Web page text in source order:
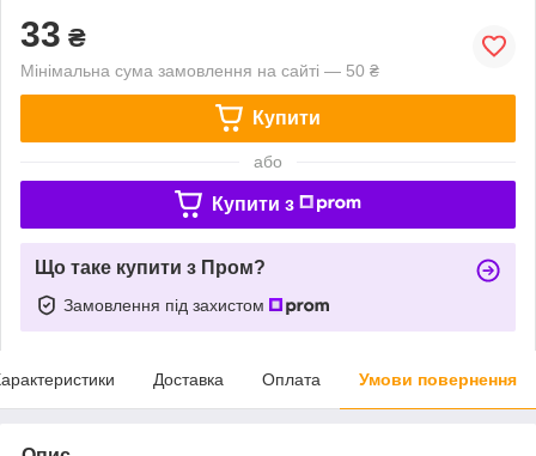
33 ₴
Мінімальна сума замовлення на сайті — 50 ₴
Купити
або
Купити з
Що таке купити з Пром?
Замовлення під захистом
Доставка Оплата Умови повернення